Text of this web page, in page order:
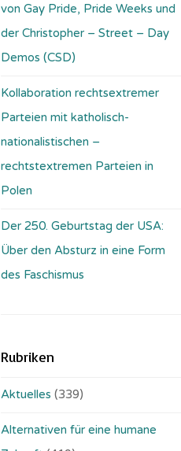
von Gay Pride, Pride Weeks und
der Christopher – Street – Day
Demos (CSD)
Kollaboration rechtsextremer
Parteien mit katholisch-
nationalistischen –
rechtstextremen Parteien in
Polen
Der 250. Geburtstag der USA:
Über den Absturz in eine Form
des Faschismus
Rubriken
Aktuelles (339)
Alternativen für eine humane